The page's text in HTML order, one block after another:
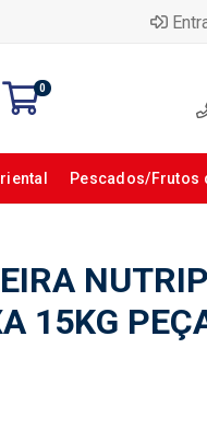
0
Pescados/Frutos
15KG